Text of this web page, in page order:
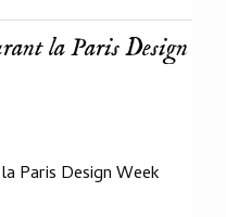
la Paris Design
Paris Design Week